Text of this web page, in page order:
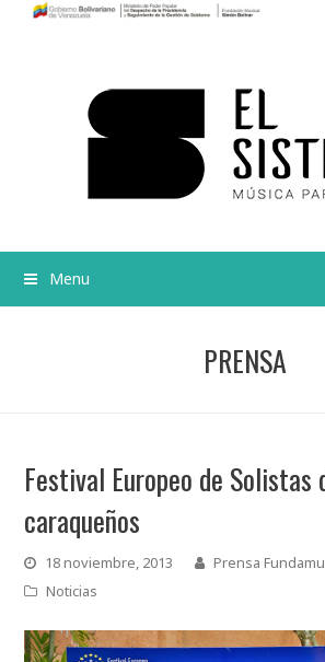
Menu
PRENSA
Festival Europeo de
caraqueños
18 noviembre, 2013
Prensa
Noticias